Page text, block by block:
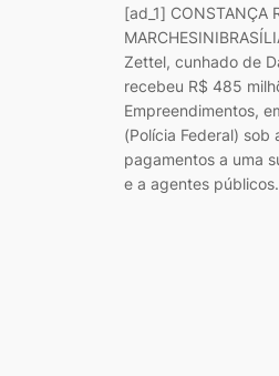
[ad_1] CONSTANÇA
Zettel, cunhado de
recebeu R$ 485
Empreendimentos,
(Polícia Federal)
pagamentos a uma
e a agentes